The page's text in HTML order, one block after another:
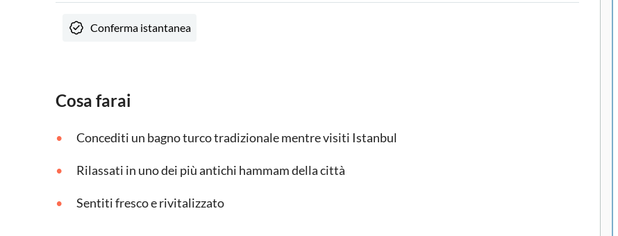
Conferma istantanea
Cosa farai
Concediti un bagno turco tradizionale mentre visiti Istanbul
Rilassati in uno dei più antichi hammam della città
Sentiti fresco e rivitalizzato